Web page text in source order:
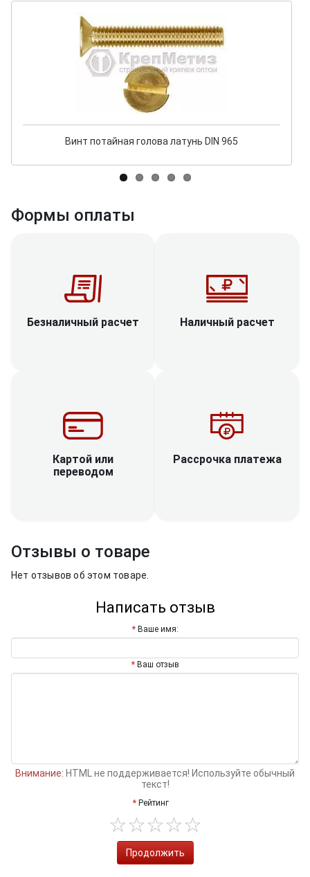
Винт потайная голова латунь DIN 965
Формы оплаты
Безналичный расчет Наличный расчет
Картой или
переводом
Рассрочка платежа
Отзывы о товаре
Нет отзывов об этом товаре.
Написать отзыв
Ваше имя:
Ваш отзыв
Внимание: HTML не поддерживается! Используйте обычный
текст!
Рейтинг
Продолжить